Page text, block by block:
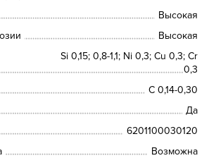
Высокая
Высокая
Si 0,15; 0,8-1,1; Ni 0,3; Сu 0,3; Cr
0,3
C 0,14-0,30
Да
6201100030120
Возможна